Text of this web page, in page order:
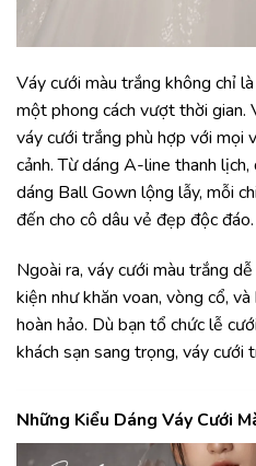
Váy cưới màu trắng không chỉ
một phong cách vượt thời
váy cưới trắng phù hợp với mọi
cảnh. Từ dáng A-line thanh
dáng Ball Gown lộng lẫy, mỗi
đến cho cô dâu vẻ đẹp độc đáo.
Ngoài ra, váy cưới màu trắng
kiện như khăn voan, vòng cổ,
hoàn hảo. Dù bạn tổ chức lễ
khách sạn sang trọng, váy cưới
Những Kiểu Dáng Váy Cưới